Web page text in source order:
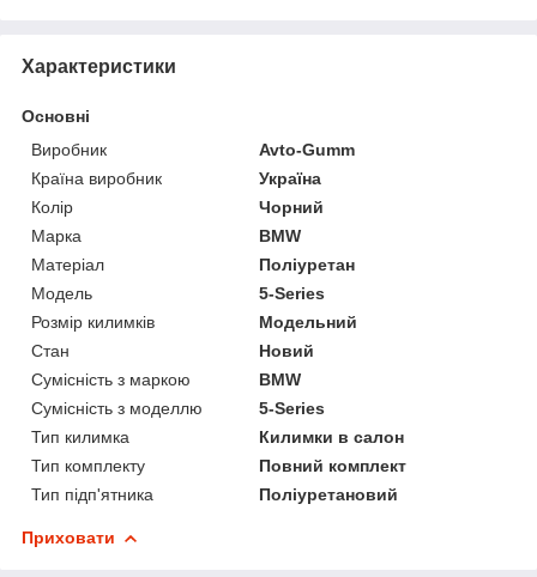
Характеристики
Основні
Виробник
Avto-Gumm
Країна виробник
Україна
Колір
Чорний
Марка
BMW
Матеріал
Поліуретан
Модель
5-Series
Розмір килимків
Модельний
Стан
Новий
Сумісність з маркою
BMW
Сумісність з моделлю
5-Series
Тип килимка
Килимки в салон
Тип комплекту
Повний комплект
Тип підп'ятника
Поліуретановий
Приховати